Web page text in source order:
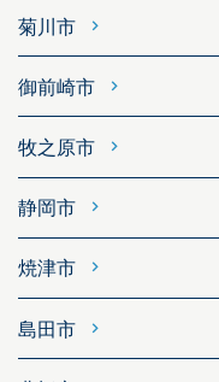
菊川市
御前崎市
牧之原市
静岡市
焼津市
島田市